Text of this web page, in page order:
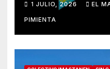
1 JULIO, 2026 EL
PIMIENTA